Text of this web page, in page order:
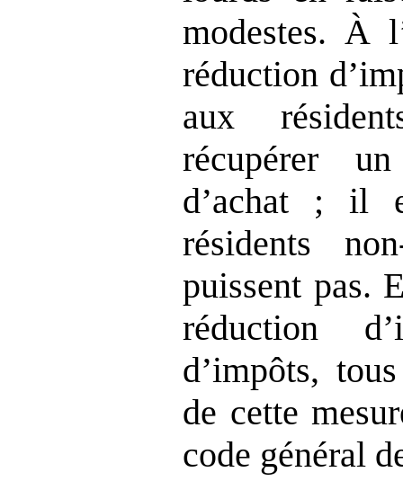
modestes. À
réduction
aux
récupérer
d’achat ; il
résidents
puissent pas.
réduction
d’impôts,
de cette
code général